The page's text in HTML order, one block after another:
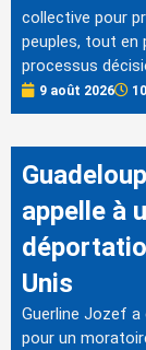
collective pour
peuples, tout en
processus
9 août 2026
appelle à
Unis
Guerline Jozef a
pour un